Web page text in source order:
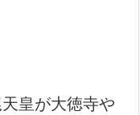
皇が大徳寺や